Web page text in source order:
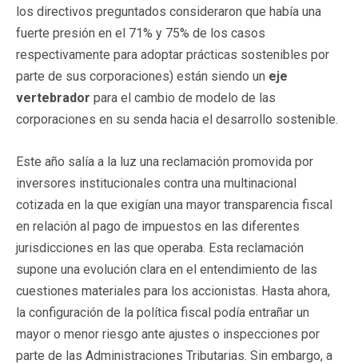
los directivos preguntados consideraron que había una
fuerte presión en el 71% y 75% de los casos
respectivamente para adoptar prácticas sostenibles por
parte de sus corporaciones) están siendo un eje
vertebrador para el cambio de modelo de las
corporaciones en su senda hacia el desarrollo sostenible.
Este año salía a la luz una reclamación promovida por
inversores institucionales contra una multinacional
cotizada en la que exigían una mayor transparencia fiscal
en relación al pago de impuestos en las diferentes
jurisdicciones en las que operaba. Esta reclamación
supone una evolución clara en el entendimiento de las
cuestiones materiales para los accionistas. Hasta ahora,
la configuración de la política fiscal podía entrañar un
mayor o menor riesgo ante ajustes o inspecciones por
parte de las Administraciones Tributarias. Sin embargo, a